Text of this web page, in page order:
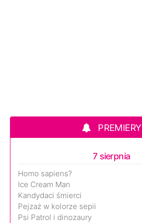
PREMIERY
7 sierpnia
Homo sapiens?
Ice Cream Man
Kandydaci śmierci
Pejzaż w kolorze sepii
Psi Patrol i dinozaury